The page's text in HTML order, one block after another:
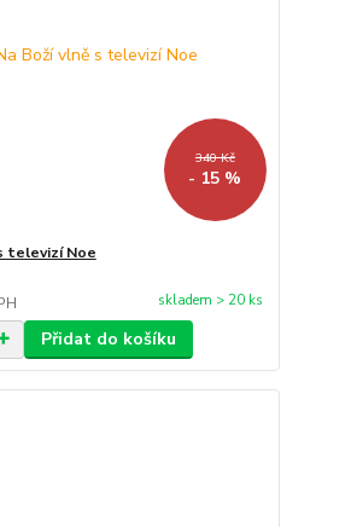
340 Kč
- 15 %
televizí Noe
skladem > 20 ks
Přidat do košíku